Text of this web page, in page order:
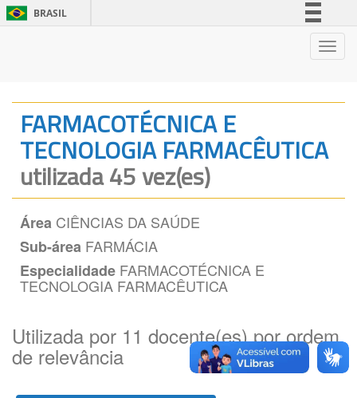
BRASIL
Legislação
Canais
FARMACOTÉCNICA E
TECNOLOGIA FARMACÊUTICA
utilizada 45 vez(es)
Área CIÊNCIAS DA SAÚDE
Sub-área FARMÁCIA
Especialidade FARMACOTÉCNICA E
TECNOLOGIA FARMACÊUTICA
Utilizada por 11 docente(es) por ordem
de relevância